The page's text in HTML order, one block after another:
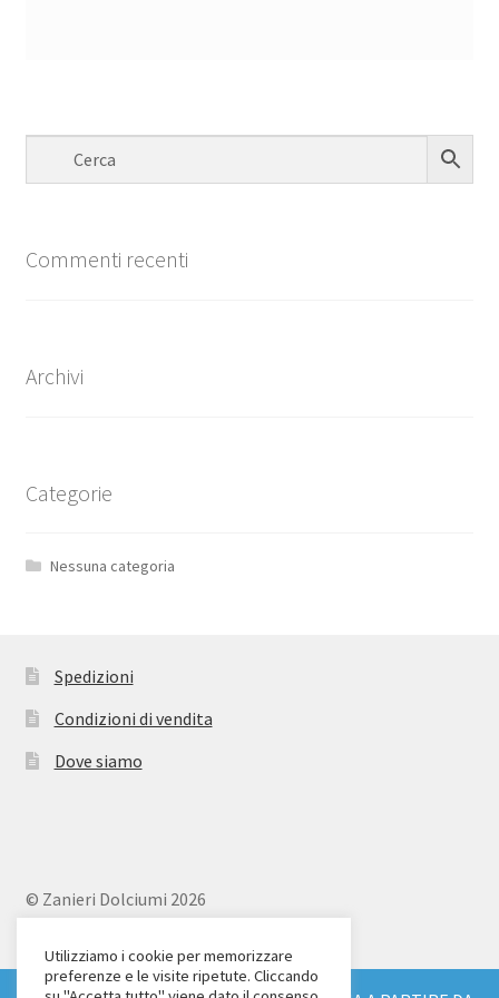
Commenti recenti
Archivi
Categorie
Nessuna categoria
Spedizioni
Condizioni di vendita
Dove siamo
© Zanieri Dolciumi 2026
Via Alfieri 18
Scandicci (FI)
Utilizziamo i cookie per memorizzare
preferenze e le visite ripetute. Cliccando